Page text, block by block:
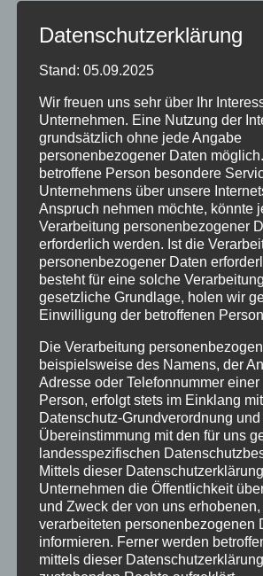
Die Auswahl entscheidet über
Viele Hotels schauen zuerst auf
Followerzahlen. Wir
Zielgruppe, Content-
Interaktionzu achten. Bevor
Creator recherchieren, sollten
machen, was Sie mit der
erreichen wollen: Geht es um
um die Bewerbung von
Angeboten, um
Content für Ihre eigenen
Ziel leitet sich fast alles
Im nächsten Schritt geht es
Zielgruppenabgleich. Passt
des Creators zu Ihren Gästen?
Alter, Interessen, Wohnort,
Reiseanlass und Werte.
Datenschutzerklärung
Stand: 05.09.2025
Wir freuen uns sehr über Ihr
Unternehmen. Eine Nutzung der
grundsätzlich ohne jede Angabe
personenbezogener Daten
betroffene Person besondere
Unternehmens über unsere
Anspruch nehmen möchte, könnte
Verarbeitung personenbezogener
erforderlich werden. Ist die
personenbezogener Daten
besteht für eine solche
gesetzliche Grundlage, holen wir
Einwilligung der betroffenen
Die Verarbeitung
beispielsweise des Namens, der
Adresse oder Telefonnummer einer
Person, erfolgt stets im Einklang
Datenschutz-Grundverordnung und
Übereinstimmung mit den für uns
landesspezifischen
Mittels dieser
Unternehmen die Öffentlichkeit
und Zweck der von uns
verarbeiteten personenbezogenen
informieren. Ferner werden
mittels dieser